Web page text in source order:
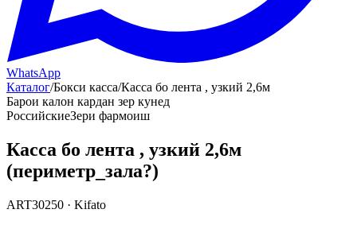
WhatsApp
Каталог/Бокси касса/Касса бо лента , узкий 2,6м
Барои калон кардан зер кунед
РоссийскиеЗери фармоиш
Касса бо лента , узкий 2,6м
(периметр_зала?)
ART30250 · Kifato